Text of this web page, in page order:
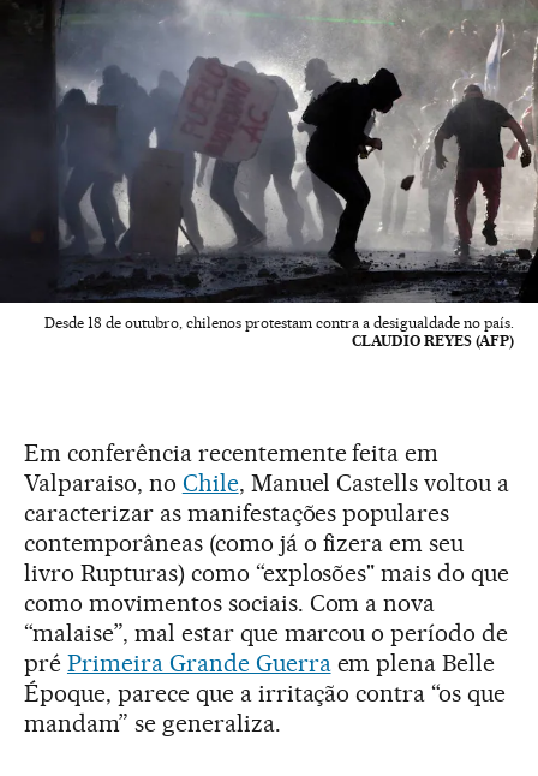
Desde 18 de outubro, chilenos protestam contra a desigualdade no país.
CLAUDIO REYES (AFP)
Em conferência recentemente feita em
Valparaiso, no Chile, Manuel Castells voltou a
caracterizar as manifestações populares
contemporâneas (como já o fizera em seu
livro Rupturas) como “explosões" mais do que
como movimentos sociais. Com a nova
“malaise”, mal estar que marcou o período de
pré Primeira Grande Guerraem plena Belle
Époque, parece que a irritação contra “os que
mandam” se generaliza.